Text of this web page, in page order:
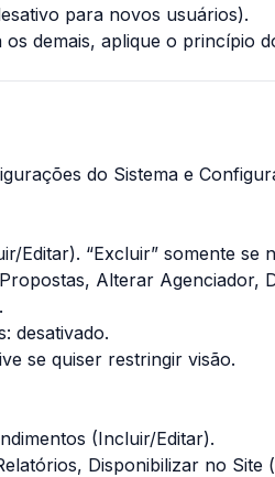
para novos usuários).
os demais, aplique o princípio
do Sistema e
Editar). “Excluir” somente se
Alterar Agenciador,
: desativado.
se quiser restringir visão.
(Incluir/Editar).
Disponibilizar no Site